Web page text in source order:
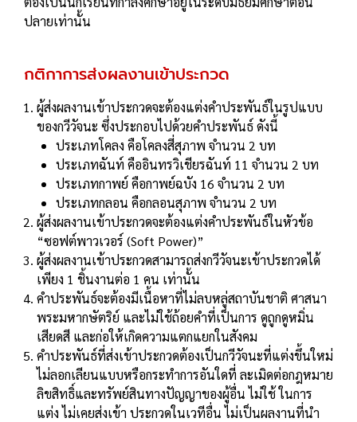
ปลายเท่านั้น
กติกาการส่งผลงานเข้าประกวด
ผู้ส่งผลงานเข้าประกวดจะต้องแต่งคําประพันธ์ในรูปแบบ
ของกวีวัจนะ ซึ่งประกอบไปด้วยคําประพันธ์ ดังนี้
ประเภทโคลง คือโคลงสี่สุภาพ จํานวน 2 บท
ประเภทฉันท์ คืออินทรวิเชียรฉันท์ 11 จํานวน 2 บท
ประเภทกาพย์ คือกาพย์ฉบัง 16 จํานวน 2 บท
ประเภทกลอน คือกลอนสุภาพ จํานวน 2 บท
ผู้ส่งผลงานเข้าประกวดจะต้องแต่งคําประพันธ์ในหัวข้อ
“ซอฟต์พาวเวอร์ (Soft Power)”
ผู้ส่งผลงานเข้าประกวดสามารถส่งกวีวัจนะเข้าประกวดได้
เพียง 1 ชิ้นงานต่อ 1 คน เท่านั้น
คําประพันธ์จะต้องมีเนื้อหาที่ไม่ลบหลู่สถาบันชาติ ศาสนา
พระมหากษัตริย์ และไม่ใช้ถ้อยคําที่เป็นการ ดูถูกดูหมิ่น
เสียดสี และก่อให้เกิดความแตกแยกในสังคม
คําประพันธ์ที่ส่งเข้าประกวดต้องเป็นกวีวัจนะที่แต่งขึ้นใหม่
ไม่ลอกเลียนแบบหรือกระทําการอันใดที่ ละเมิดต่อกฎหมาย
ลิขสิทธิ์และทรัพย์สินทางปัญญาของผู้อื่น ไม่ใช้ ในการ
แต่ง ไม่เคยส่งเข้า ประกวดในเวทีอื่น ไม่เป็นผลงานที่นํา